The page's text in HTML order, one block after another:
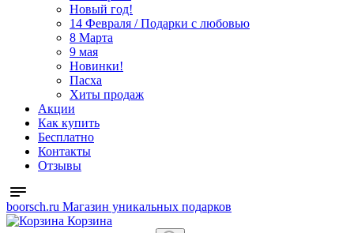
Новый год!
14 Февраля / Подарки с любовью
8 Марта
9 мая
Новинки!
Пасха
Хиты продаж
Акции
Как купить
Бесплатно
Контакты
Отзывы
boorsch.ru Магазин уникальных подарков
Корзина